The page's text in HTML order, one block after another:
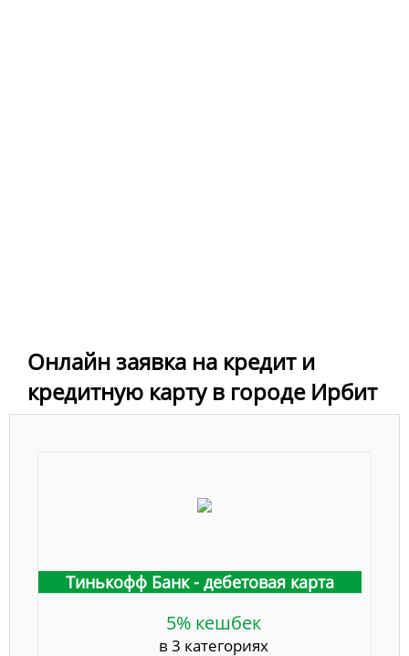
Онлайн заявка на кредит и
кредитную карту в городе Ирбит
Тинькофф Банк - дебетовая карта
5% кешбек
в 3 категориях